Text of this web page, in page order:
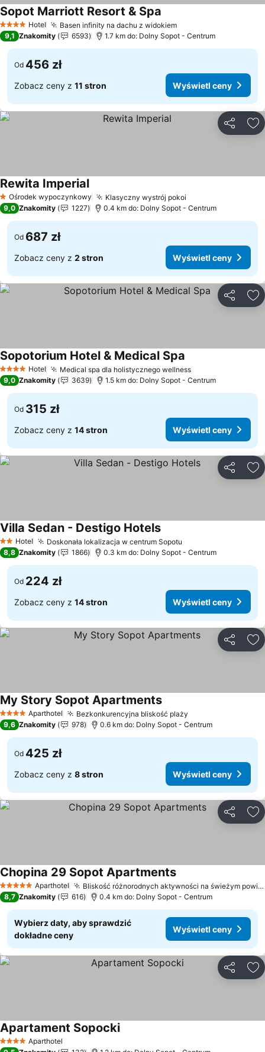
4 KategoriaHotel Basen infinity na dachu z widokiem
Sopot Marriott Resort & Spa
9,1 Znakomity 6593 1.7 km do: Dolny Sopot - Centrum
Od 456 zł
Zobacz ceny z 11 stron Wyświetl ceny
1 Kategoria
Ośrodek wypoczynkowy Klasyczny wystrój pokoi
Rewita Imperial
9,0 Znakomity 1227 0.4 km do: Dolny Sopot - Centrum
Od 687 zł
Zobacz ceny z 2 stron Wyświetl ceny
4 KategoriaHotel Medical spa dla holistycznego wellness
Sopotorium Hotel & Medical Spa
9,0 Znakomity 3639 1.5 km do: Dolny Sopot - Centrum
Od 315 zł
Zobacz ceny z 14 stron Wyświetl ceny
2 Kategoria
Hotel Doskonała lokalizacja w centrum Sopotu
Villa Sedan - Destigo Hotels
8,8 Znakomity 1866 0.3 km do: Dolny Sopot - Centrum
Od 224 zł
Zobacz ceny z 14 stron Wyświetl ceny
4 KategoriaAparthotel Bezkonkurencyjna bliskość plaży
My Story Sopot Apartments
9,6 Znakomity 978 0.6 km do: Dolny Sopot - Centrum
Od 425 zł
Zobacz ceny z 8 stron Wyświetl ceny
5 KategoriaAparthotel Bliskość różnorodnych aktywności na świeżym powietrzu
Chopina 29 Sopot Apartments
8,7 Znakomity 616 0.4 km do: Dolny Sopot - Centrum
Wybierz daty, aby sprawdzić
dokładne ceny
Wyświetl ceny
4 KategoriaAparthotel
Apartament Sopocki